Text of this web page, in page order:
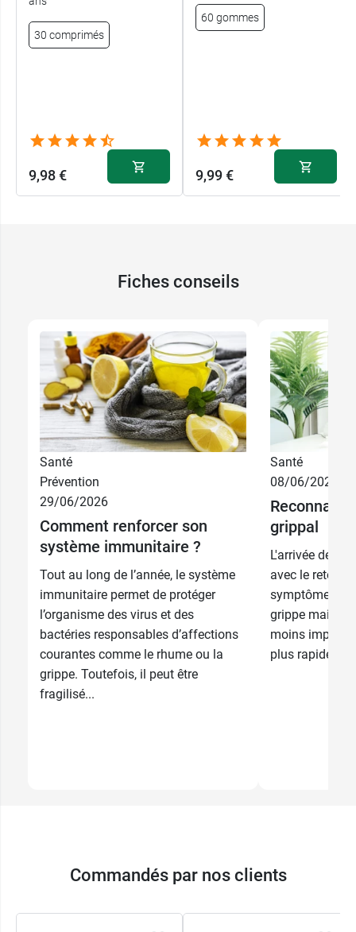
30 comprimés
9,98 €
60 gommes
9,99 €
Fiches conseils
Santé
Prévention
29/06/2026
Comment renforcer son
système immunitaire ?
Tout au long de l’année, le système
immunitaire permet de protéger
l’organisme des virus et des
bactéries responsables d’affections
courantes comme le rhume ou la
grippe. Toutefois, il peut être
fragilisé...
Santé
08/06/2026
grippal
L'arrivée de
avec le retour
symptômes
grippe mais
moins
plus
Commandés par nos clients